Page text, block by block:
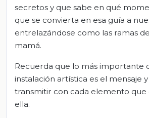
secretos y que sabe en qué
que se convierta en esa guía a
entrelazándose como las ramas
mamá.
Recuerda que lo más importante
instalación artística es el mensaje
transmitir con cada elemento que
ella.